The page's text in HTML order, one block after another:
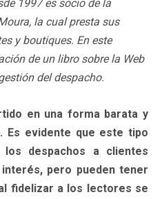
1997 es socio de la
la cual presta sus
y boutiques. En este
de un libro sobre la Web
del despacho.
en una forma barata y
Es evidente que este tipo
despachos a clientes
pero pueden tener
fidelizar a los lectores se